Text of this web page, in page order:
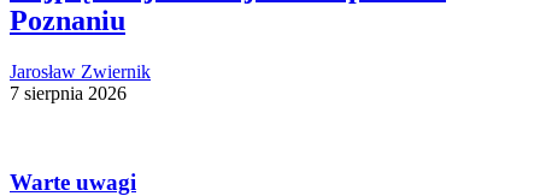
Poznaniu
Jarosław Zwiernik
7 sierpnia 2026
Warte uwagi